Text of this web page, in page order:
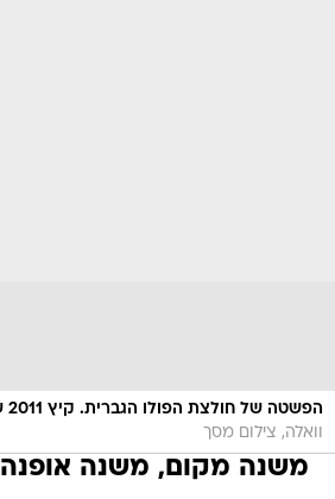
הפשטה של חולצת הפולו הגברית. קיץ 2011 של מיסון רוז'
וואלה, צילום מסך
משנה מקום, משנה אופנה